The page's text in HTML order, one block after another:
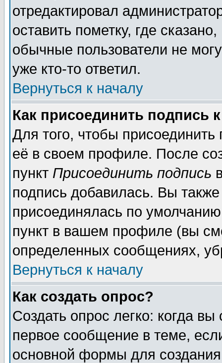
отредактировал
оставить пометку, где
обычные пользователи не
уже кто-то ответил.
Вернуться к началу
Как присоединить подпись
Для того, чтобы
её в своем профиле. После
пункт Присоединить подпись
подпись добавилась. Вы
присоединялась по
пункт в вашем профиле (вы
определенных сообщениях,
Вернуться к началу
Как создать опрос?
Создать опрос легко: когда
первое сообщение в теме,
основной формы для